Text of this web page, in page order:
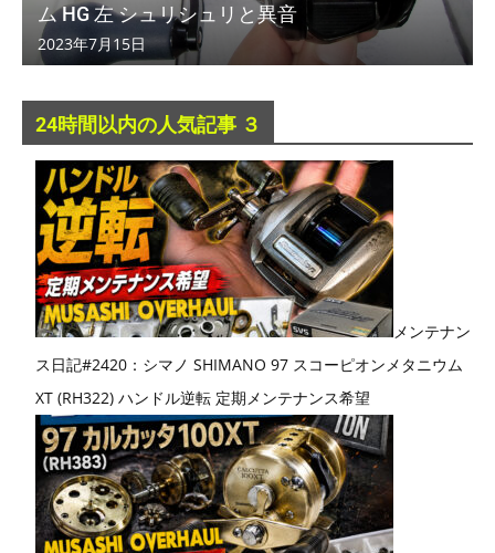
ム HG 左 シュリシュリと異音
2023年7月15日
24時間以内の人気記事 ３
メンテナン
ス日記#2420：シマノ SHIMANO 97 スコーピオンメタニウム
XT (RH322) ハンドル逆転 定期メンテナンス希望